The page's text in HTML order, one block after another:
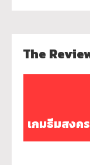
The
เกมธีมสงค